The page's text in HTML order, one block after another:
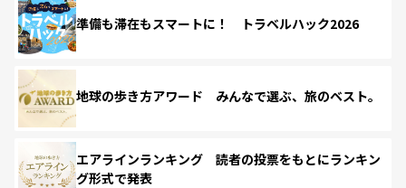
準備も滞在もスマートに！ トラベルハック2026
地球の歩き方アワード みんなで選ぶ、旅のベスト。
エアラインランキング 読者の投票をもとにランキン
グ形式で発表